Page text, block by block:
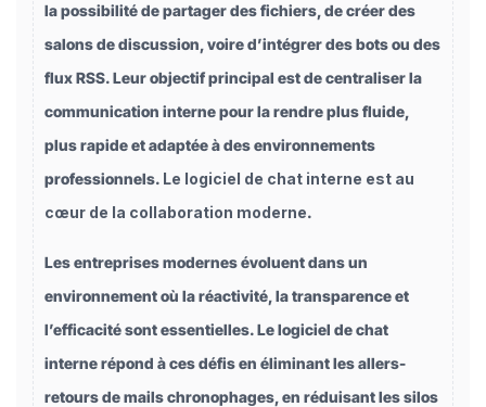
la possibilité de partager des fichiers, de créer des
salons de discussion, voire d’intégrer des bots ou des
flux RSS. Leur objectif principal est de centraliser la
communication interne pour la rendre plus fluide,
plus rapide et adaptée à des environnements
professionnels. Le logiciel de chat interne est au
cœur de la collaboration moderne.
Les entreprises modernes évoluent dans un
environnement où la réactivité, la transparence et
l’efficacité sont essentielles. Le logiciel de chat
interne répond à ces défis en éliminant les allers-
retours de mails chronophages, en réduisant les silos